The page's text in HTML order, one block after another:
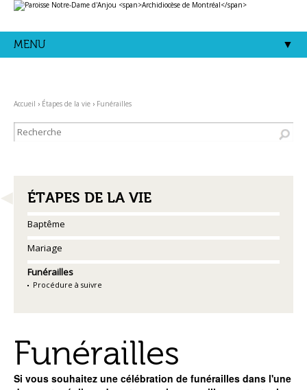
Aller
au
|
Aller
Outils
personnels
MENU
Accueil › Étapes de la vie › Funérailles
NAVIGATION
ÉTAPES DE LA VIE
Baptême
Mariage
Funérailles
Procédure à suivre
Funérailles
Si vous souhaitez une célébration de funérailles dans l'une